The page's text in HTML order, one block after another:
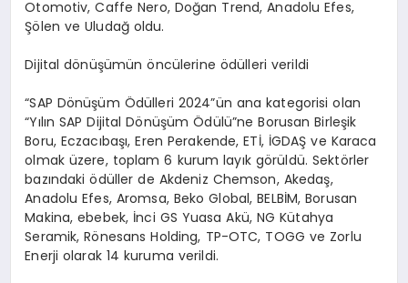
Otomotiv, Caffe Nero, Doğan Trend, Anadolu Efes,
Şölen ve Uludağ oldu.
Dijital dönüşümün öncülerine ödülleri verildi
“SAP Dönüşüm Ödülleri 2024”ün ana kategorisi olan
“Yılın SAP Dijital Dönüşüm Ödülü”ne Borusan Birleşik
Boru, Eczacıbaşı, Eren Perakende, ETİ, İGDAŞ ve Karaca
olmak üzere, toplam 6 kurum layık görüldü. Sektörler
bazındaki ödüller de Akdeniz Chemson, Akedaş,
Anadolu Efes, Aromsa, Beko Global, BELBİM, Borusan
Makina, ebebek, İnci GS Yuasa Akü, NG Kütahya
Seramik, Rönesans Holding, TP-OTC, TOGG ve Zorlu
Enerji olarak 14 kuruma verildi.